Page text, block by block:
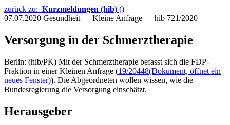
zurück zu: Kurzmeldungen (hib) ()
07.07.2020 Gesundheit — Kleine Anfrage — hib 721/2020
Versorgung in der Schmerztherapie
Berlin: (hib/PK) Mit der Schmerztherapie befasst sich die FDP-
Fraktion in einer Kleinen Anfrage (19/20448(Dokument, öffnet ein
neues Fenster)). Die Abgeordneten wollen wissen, wie die
Bundesregierung die Versorgung einschätzt.
Herausgeber